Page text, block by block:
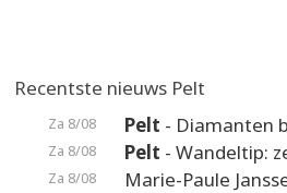
Recentste nieuws Pelt
Za 8/08 Pelt - Diamanten
Za 8/08 Pelt - Wandeltip:
Za 8/08 Marie-Paule